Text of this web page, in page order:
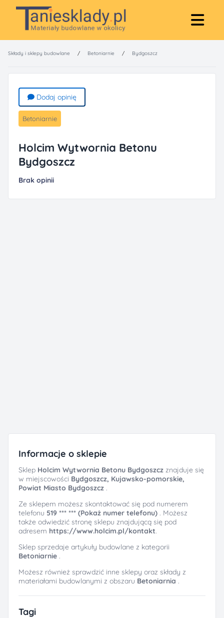
Składy i sklepy budowlane / Betoniarnie / Bydgoszcz
Dodaj opinię
Betoniarnie
Holcim Wytwornia Betonu
Bydgoszcz
Brak opinii
Informacje o sklepie
Sklep Holcim Wytwornia Betonu Bydgoszcz znajduje się
w miejscowości Bydgoszcz, Kujawsko-pomorskie,
Powiat Miasto Bydgoszcz .
Ze sklepem możesz skontaktować się pod numerem
telefonu 519 *** *** (Pokaż numer telefonu) . Możesz
także odwiedzić stronę sklepu znajdującą się pod
adresem https://www.holcim.pl/kontakt.
Sklep sprzedaje artykuły budowlane z kategorii
Betoniarnie .
Możesz również sprawdzić inne sklepy oraz składy z
materiałami budowlanymi z obszaru Betoniarnia .
Tagi